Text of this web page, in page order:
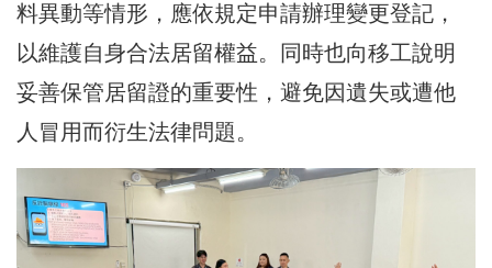
料異動等情形，應依規定申請辦理變更登記，
以維護自身合法居留權益。同時也向移工說明
妥善保管居留證的重要性，避免因遺失或遭他
人冒用而衍生法律問題。